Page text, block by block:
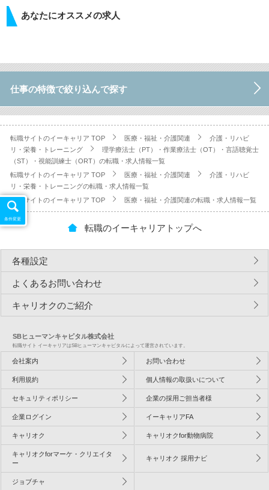
あなたにオススメの求人
仕事の特徴で絞り込んで探す
転職サイトのイーキャリア TOP 医療・福祉・介護関連
介護・リハビ
リ・栄養・トレーニング
理学療法士（PT）・作業療法士（OT）・言語聴覚士
（ST）・視能訓練士（ORT）の転職・求人情報一覧
転職サイトのイーキャリア TOP
医療・福祉・介護関連
介護・リハビ
リ・栄養・トレーニングの転職・求人情報一覧
転職サイトのイーキャリア TOP
医療・福祉・介護関連の転職・求人情報一覧
条件変更
転職のイーキャリアトップへ
各種設定
よくあるお問い合わせ
キャリオクのご紹介
SBヒューマンキャピタル株式会社
転職サイト イーキャリアはSBヒューマンキャピタルによって運営されています。
会社案内 お問い合わせ
利用規約 個人情報の取扱いについて
セキュリティポリシー 企業の採用ご担当者様
企業ログイン イーキャリアFA
キャリオク キャリオクfor動物病院
キャリオクforマーケ・クリエイタ
ー
キャリオク 採用ナビ
ジョブチャ